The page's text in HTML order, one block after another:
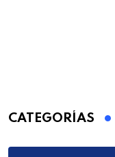
CATEGORÍAS